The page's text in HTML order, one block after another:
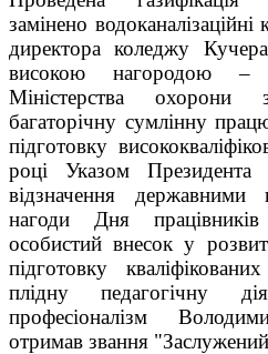
замінено
директора коледжу
високою нагородою –
Міністерства охорони
багаторічну сумлінну
підготовку
році Указом
відзначення
нагоди Дня
особистий внесок у
підготовку
плідну педагогічну
професіоналізм
отримав звання